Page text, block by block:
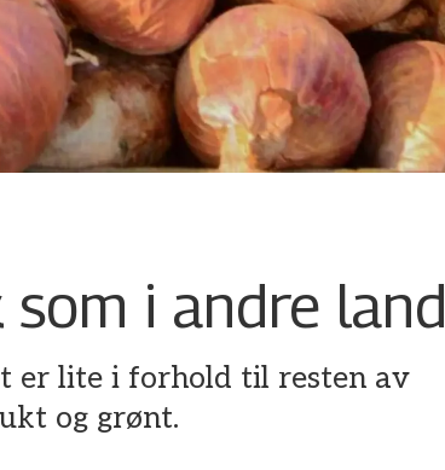
i andre land
er lite i forhold til resten av
og grønt.